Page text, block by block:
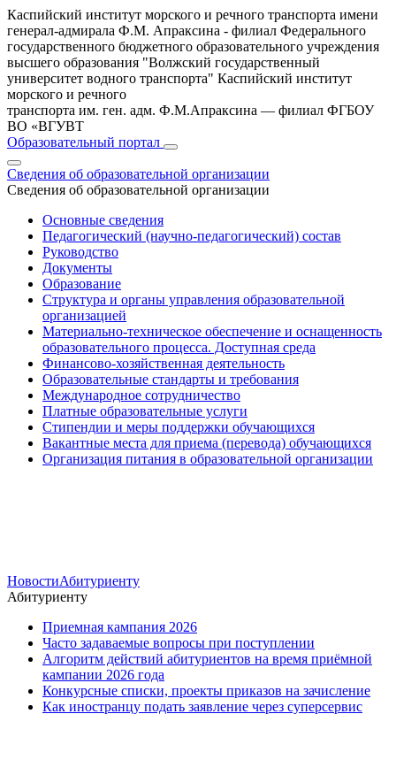
Каспийский институт морского и речного транспорта имени
генерал-адмирала Ф.М. Апраксина - филиал Федерального
государственного бюджетного образовательного учреждения
высшего образования "Волжский государственный
университет водного транспорта" Каспийский институт
морского и речного
транспорта им. ген. адм. Ф.М.Апраксина — филиал ФГБОУ
ВО «ВГУВТ
Образовательный портал
Сведения об образовательной организации
Сведения об образовательной организации
Основные сведения
Педагогический (научно-педагогический) состав
Руководство
Документы
Образование
Структура и органы управления образовательной
организацией
Материально-техническое обеспечение и оснащенность
образовательного процесса. Доступная среда
Финансово-хозяйственная деятельность
Образовательные стандарты и требования
Международное сотрудничество
Платные образовательные услуги
Стипендии и меры поддержки обучающихся
Вакантные места для приема (перевода) обучающихся
Организация питания в образовательной организации
НовостиАбитуриенту
Абитуриенту
Приемная кампания 2026
Часто задаваемые вопросы при поступлении
Алгоритм действий абитуриентов на время приёмной
кампании 2026 года
Конкурсные списки, проекты приказов на зачисление
Как иностранцу подать заявление через суперсервис